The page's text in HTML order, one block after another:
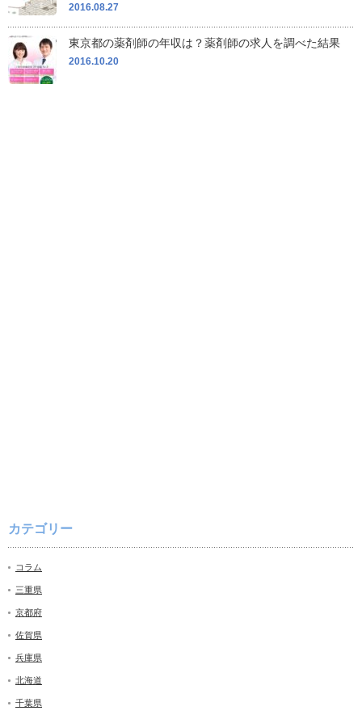
2016.08.27
東京都の薬剤師の年収は？薬剤師の求人を調べた結果
2016.10.20
カテゴリー
コラム
三重県
京都府
佐賀県
兵庫県
北海道
千葉県